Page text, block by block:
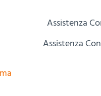
Assistenza